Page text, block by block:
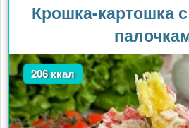
Крошка-картошка
206 ккал